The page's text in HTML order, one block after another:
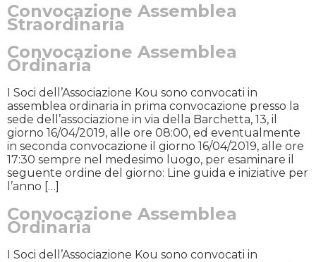
Convocazione Assemblea
Straordinaria
Convocazione Assemblea
Ordinaria
I Soci dell’Associazione Kou sono convocati in
assemblea ordinaria in prima convocazione presso la
sede dell’associazione in via della Barchetta, 13, il
giorno 16/04/2019, alle ore 08:00, ed eventualmente
in seconda convocazione il giorno 16/04/2019, alle ore
17:30 sempre nel medesimo luogo, per esaminare il
seguente ordine del giorno: Line guida e iniziative per
l’anno […]
Convocazione Assemblea
Ordinaria
I Soci dell’Associazione Kou sono convocati in